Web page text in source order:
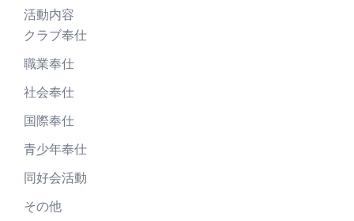
活動内容
クラブ奉仕
職業奉仕
社会奉仕
国際奉仕
青少年奉仕
同好会活動
その他